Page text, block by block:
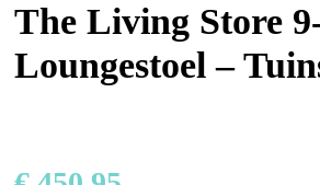
The Living Store
Loungestoel –